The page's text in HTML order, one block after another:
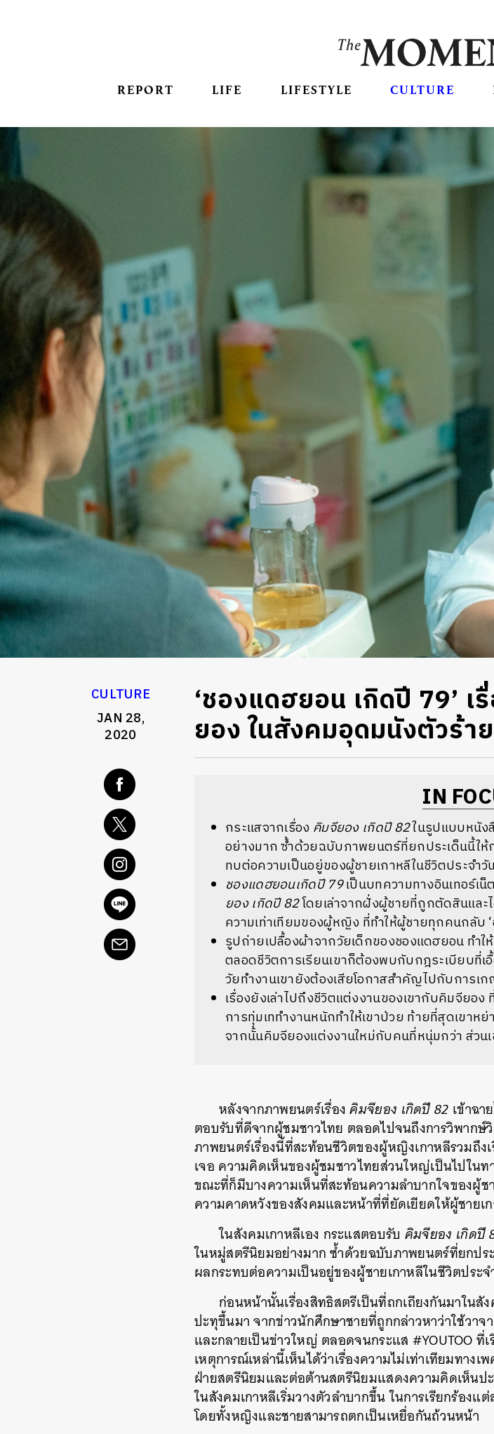
REPORT LIFE LIFESTYLE CULTURE
CULTURE
JAN 28,
2020
‘ชองแดฮยอน เกิดปี 79’
ยอง ในสังคมอุดมนังตัวร้า
IN
กระแสจากเรื่อง คิมจียอง เกิดปี 82ในรูปแบบหนัง
อย่างมาก ซ้ำด้วยฉบับภาพยนตร์ที่ยกประเด็นนี้ใ
ทบต่อความเป็นอยู่ของผู้ชายเกาหลีในชีวิตประจำวั
ชองแดฮยอนเกิดปี 79เป็นบทความทางอินเทอร์เน็
ยอง เกิดปี 82โดยเล่าจากฝั่งผู้ชายที่ถูกตัดสินและ
ความเท่าเทียมของผู้หญิง ที่ทำให้ผู้ชายทุกคนกลับ ‘
รูปถ่ายเปลื้องผ้าจากวัยเด็กของชองแดฮยอน ทำ
ตลอดชีวิตการเรียนเขาก็ต้องพบกับกฎระเบียบที่
วัยทำงานเขายังต้องเสียโอกาสสำคัญไปกับการเ
เรื่องยังเล่าไปถึงชีวิตแต่งงานของเขากับคิมจียอ
การทุ่มเททำงานหนักทำให้เขาป่วย ท้ายที่สุดเขา
จากนั้นคิมจียองแต่งงานใหม่กับคนที่หนุ่มกว่า ส่วน
หลังจากภาพยนตร์เรื่องคิมจียอง เกิดปี 82 เข้าฉ
ตอบรับที่ดีจากผู้ชมชาวไทย ตลอดไปจนถึงการวิพาก
ภาพยนตร์เรื่องนี้ที่สะท้อนชีวิตของผู้หญิงเกาหลีรวมถึ
เจอ ความคิดเห็นของผู้ชมชาวไทยส่วนใหญ่เป็นไปใน
ขณะที่ก็มีบางความเห็นที่สะท้อนความลำบากใจของผู้
ความคาดหวังของสังคมและหน้าที่ที่ยัดเยียดให้ผู้ชายเ
ในสังคมเกาหลีเอง กระแสตอบรับ คิมจียอง เกิดปี
ในหมู่สตรีนิยมอย่างมาก ซ้ำด้วยฉบับภาพยนตร์ที่ยกป
ผลกระทบต่อความเป็นอยู่ของผู้ชายเกาหลีในชีวิตประ
ก่อนหน้านั้นเรื่องสิทธิสตรีเป็นที่ถกเถียงกันมาในสั
ปะทุขึ้นมา จากข่าวนักศึกษาชายที่ถูกกล่าวหาว่าใช้วา
และกลายเป็นข่าวใหญ่ ตลอดจนกระแส #YOUTOO
เหตุการณ์เหล่านี้เห็นได้ว่าเรื่องความไม่เท่าเทียมทาง
ฝ่ายสตรีนิยมและต่อต้านสตรีนิยมแสดงความคิดเห็นป
ในสังคมเกาหลีเริ่มวางตัวลำบากขึ้น ในการเรียกร้อง
โดยทั้งหญิงและชายสามารถตกเป็นเหยื่อกันถ้วนหน้า